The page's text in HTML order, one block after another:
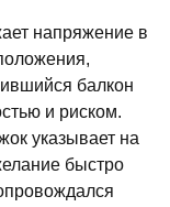
напряжение в
балкон
и риском.
указывает на
быстро